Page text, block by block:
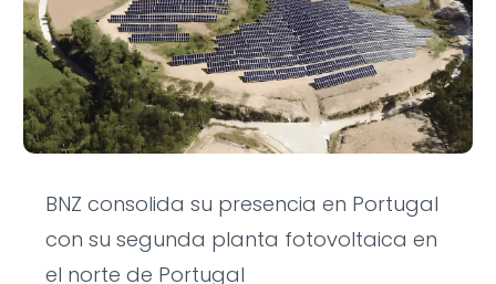
BNZ consolida su presencia en Portugal
con su segunda planta fotovoltaica en
el norte de Portugal